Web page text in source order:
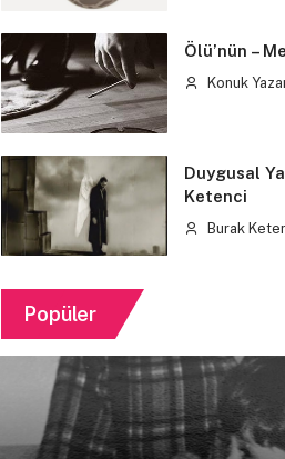
Ölü’nün –
Konuk
Duygusal
Ketenci
Burak
Popüler